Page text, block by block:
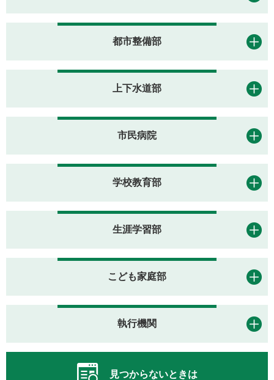
都市整備部
上下水道部
市民病院
学校教育部
生涯学習部
こども家庭部
執行機関
見つからないときは